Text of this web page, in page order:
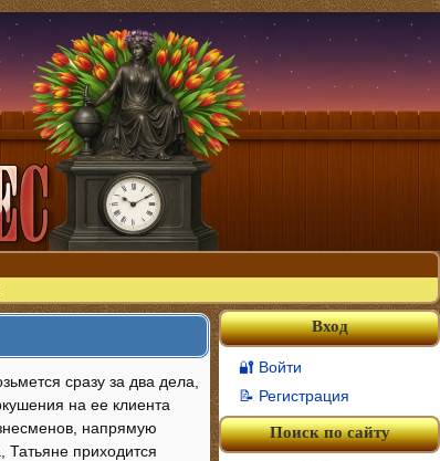
сразу за два дела,
на ее клиента
напрямую
приходится
Вход
🔐 Войти
📝 Регистрация
Поиск по сайту